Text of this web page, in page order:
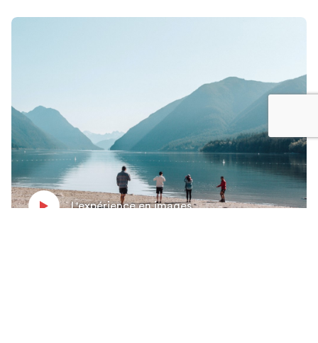
L'expérience en images